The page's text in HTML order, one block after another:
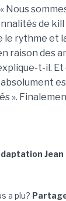
Nous
de kill
le rythme et
raison des
t-il. Et
».
Jean
a plu?